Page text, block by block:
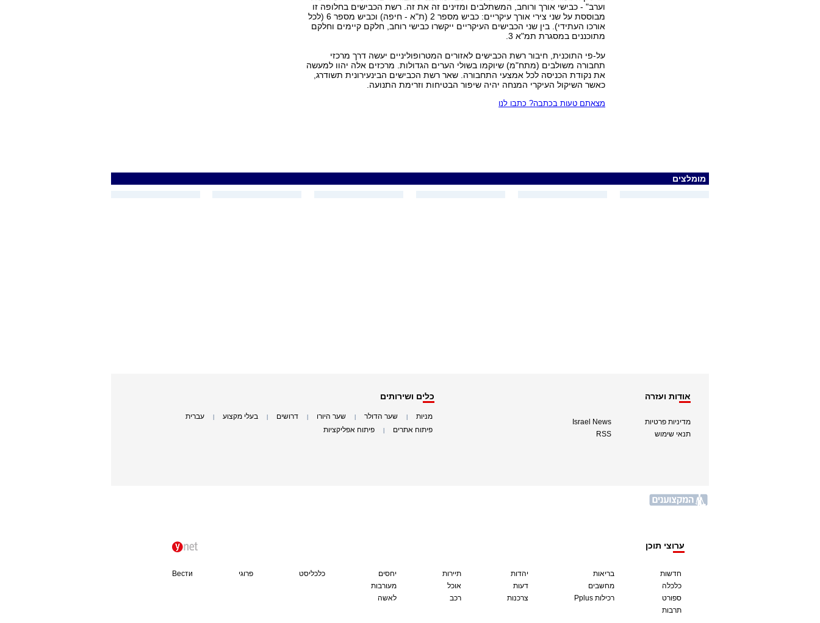
וערב" - כבישי אורך ורוחב, המשתלבים ומזינים זה את זה. רשת הכבישים בחלופה זו
מבוססת על שני צירי אורך עיקריים: כביש מספר 2 (ת"א - חיפה) וכביש מספר 6 (לכל
אורכו העתידי). בין שני הכבישים העיקריים ייקשרו כבישי רוחב, חלקם קיימים וחלקם
מתוכננים במסגרת תמ"א 3.
על-פי התוכנית, חיבור רשת הכבישים לאזורים המטרופוליניים יעשה דרך מרכזי
תחבורה משולבים (מתח"מ) שיוקמו בשולי הערים הגדולות. מרכזים אלה יהוו למעשה
את נקודת הכניסה לכל אמצעי התחבורה. שאר רשת הכבישים הבינעירונית תשודרג,
כאשר השיקול העיקרי המנחה יהיה שיפור הבטיחות וזרימת התנועה.
מצאתם טעות בכתבה? כתבו לנו
מומלצים
אודות ועזרה
מדיניות פרטיות
תנאי שימוש
Israel News
RSS
כלים ושירותים
מניות שער הדולר שער היורו דרושים בעלי מקצוע עברית
פיתוח אתרים פיתוח אפליקציות
ערוצי תוכן
חדשות
כלכלה
ספורט
תרבות
בריאות
מחשבים
Pplus רכילות
יהדות
דעות
צרכנות
תיירות
אוכל
רכב
יחסים
מעורבות
לאשה
כלכליסט פרוגי Вести